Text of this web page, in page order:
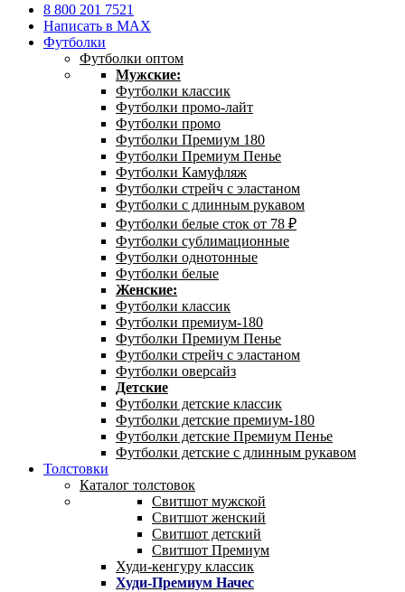
8 800 201 7521
Написать в MAX
Футболки
Футболки оптом
Мужские:
Футболки классик
Футболки промо-лайт
Футболки промо
Футболки Премиум 180
Футболки Премиум Пенье
Футболки Камуфляж
Футболки стрейч с эластаном
Футболки с длинным рукавом
Футболки белые сток от 78 ₽
Футболки сублимационные
Футболки однотонные
Футболки белые
Женские:
Футболки классик
Футболки премиум-180
Футболки Премиум Пенье
Футболки стрейч с эластаном
Футболки оверсайз
Детские
Футболки детские классик
Футболки детские премиум-180
Футболки детские Премиум Пенье
Футболки детские с длинным рукавом
Толстовки
Каталог толстовок
Свитшот мужской
Свитшот женский
Свитшот детский
Свитшот Премиум
Худи-кенгуру классик
Худи-Премиум Начес